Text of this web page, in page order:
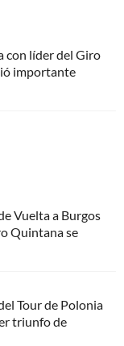
con líder del Giro
importante
Vuelta a Burgos
Quintana se
Tour de Polonia
triunfo de